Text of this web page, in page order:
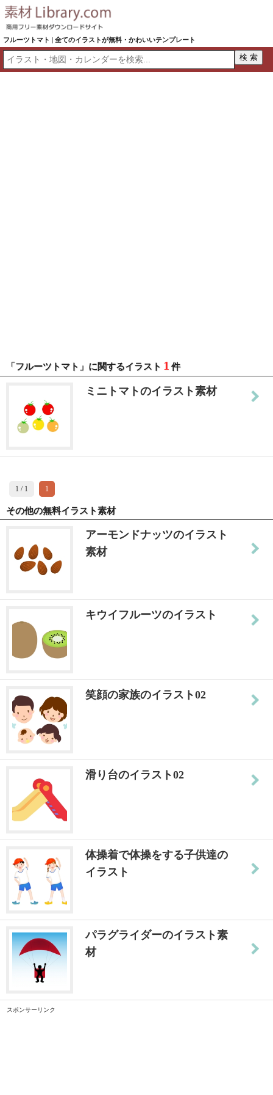
フルーツトマト | 全てのイラストが無料・かわいいテンプレート
「フルーツトマト」に関するイラスト 1 件
ミニトマトのイラスト素材
1 / 1 1
その他の無料イラスト素材
アーモンドナッツのイラスト
素材
キウイフルーツのイラスト
笑顔の家族のイラスト02
滑り台のイラスト02
体操着で体操をする子供達の
イラスト
パラグライダーのイラスト素
材
スポンサーリンク